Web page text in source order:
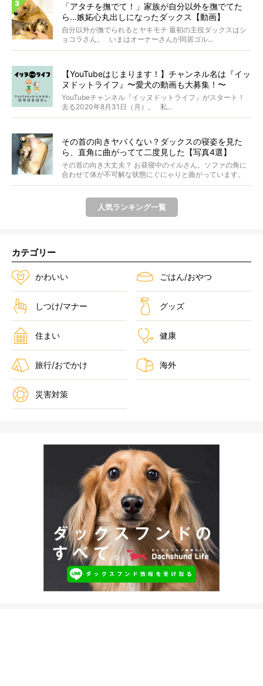
「アタチを撫でて！」家族が自分以外を撫でてた
ら…嫉妬心丸出しになったダックス【動画】
自分以外が撫でられるとヤキモチ 最初の主役ダックスはシ
ョコラさん。 いまはオーナーさんが同居ゴル...
【YouTubeはじまります！】チャンネル名は『イッ
ヌドットライフ』〜愛犬の動画も大募集！〜
YouTubeチャンネル『イッヌドットライフ』がスタート！
去る2020年8月31日（月）。 私...
その首の向きヤバくない？ダックスの寝姿を見た
ら、直角に曲がってて二度見した【写真4選】
その首の向き大丈夫？ お昼寝中のイルさん。ソファの角に
合わせて体が不可解な状態にぐにゃりと曲がっています。
&...
人気ランキング一覧
カテゴリー
かわいい ごはん/おやつ
しつけ/マナー グッズ
住まい 健康
旅行/おでかけ 海外
災害対策